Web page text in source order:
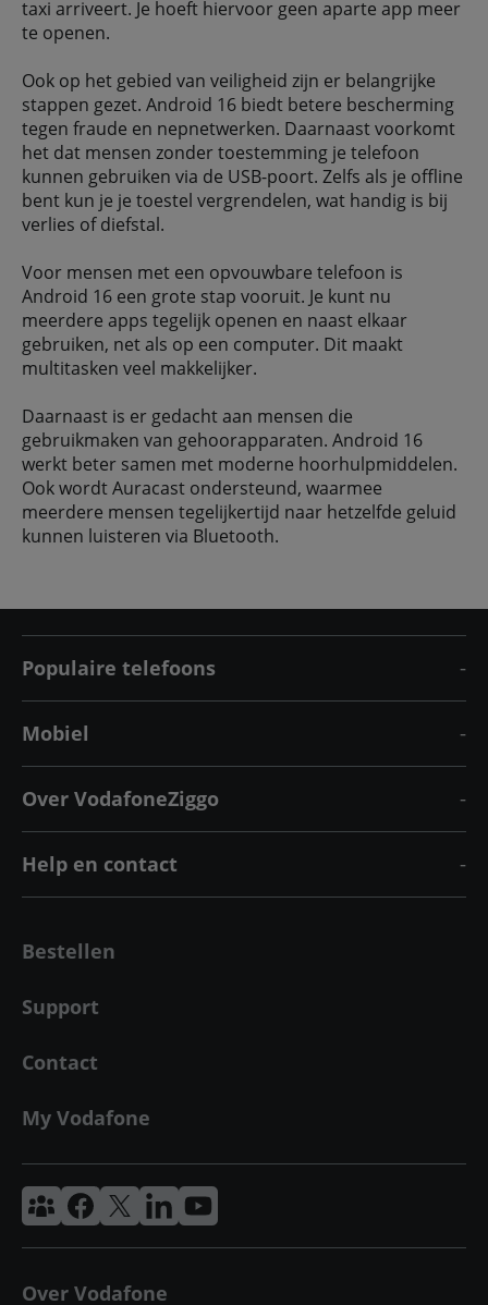
taxi arriveert. Je hoeft hiervoor geen aparte app meer
te openen.
Ook op het gebied van veiligheid zijn er belangrijke
stappen gezet. Android 16 biedt betere bescherming
tegen fraude en nepnetwerken. Daarnaast voorkomt
het dat mensen zonder toestemming je telefoon
kunnen gebruiken via de USB-poort. Zelfs als je offline
bent kun je je toestel vergrendelen, wat handig is bij
verlies of diefstal.
Voor mensen met een opvouwbare telefoon is
Android 16 een grote stap vooruit. Je kunt nu
meerdere apps tegelijk openen en naast elkaar
gebruiken, net als op een computer. Dit maakt
multitasken veel makkelijker.
Daarnaast is er gedacht aan mensen die
gebruikmaken van gehoorapparaten. Android 16
werkt beter samen met moderne hoorhulpmiddelen.
Ook wordt Auracast ondersteund, waarmee
meerdere mensen tegelijkertijd naar hetzelfde geluid
kunnen luisteren via Bluetooth.
Populaire telefoons
Mobiel
Over VodafoneZiggo
Help en contact
Bestellen
Support
Contact
My Vodafone
Vodafone & Ziggo Community
Vodafone Facebook
Vodafone XVodafoneZiggo LinkedIn
Vodafone YouTube
Over Vodafone